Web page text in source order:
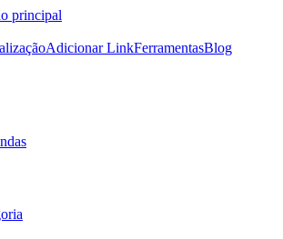
principal
Adicionar LinkFerramentasBlog